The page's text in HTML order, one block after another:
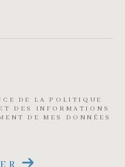
DE LA POLITIQUE
DES INFORMATIONS
DE MES DONNÉES